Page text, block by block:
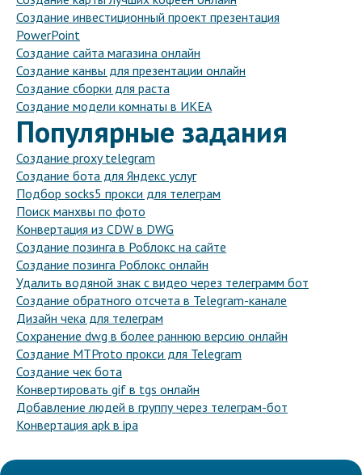
Создание инвестиционный проект презентация
PowerPoint
Создание сайта магазина онлайн
Создание канвы для презентации онлайн
Создание сборки для раста
Создание модели комнаты в ИКЕА
Популярные задания
Создание proxy telegram
Создание бота для Яндекс услуг
Подбор socks5 прокси для телеграм
Поиск манхвы по фото
Конвертация из CDW в DWG
Создание позинга в Роблокс на сайте
Создание позинга Роблокс онлайн
Удалить водяной знак с видео через телеграмм бот
Создание обратного отсчета в Telegram-канале
Дизайн чека для телеграм
Сохранение dwg в более раннюю версию онлайн
Создание MTProto прокси для Telegram
Создание чек бота
Конвертировать gif в tgs онлайн
Добавление людей в группу через телеграм-бот
Конвертация apk в ipa